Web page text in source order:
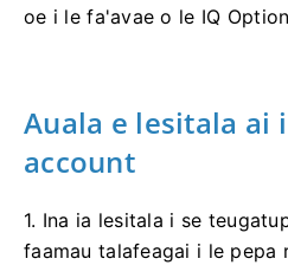
oe i le fa'avae o le IQ
Auala e lesitala ai
account
1. Ina ia lesitala i se
faamau talafeagai i le pepa